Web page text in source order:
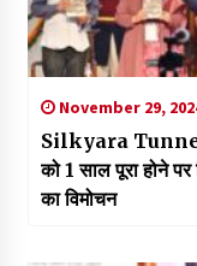
November 29,
Silkyara Tunnel
को 1 साल पूरा होने
का विमोचन